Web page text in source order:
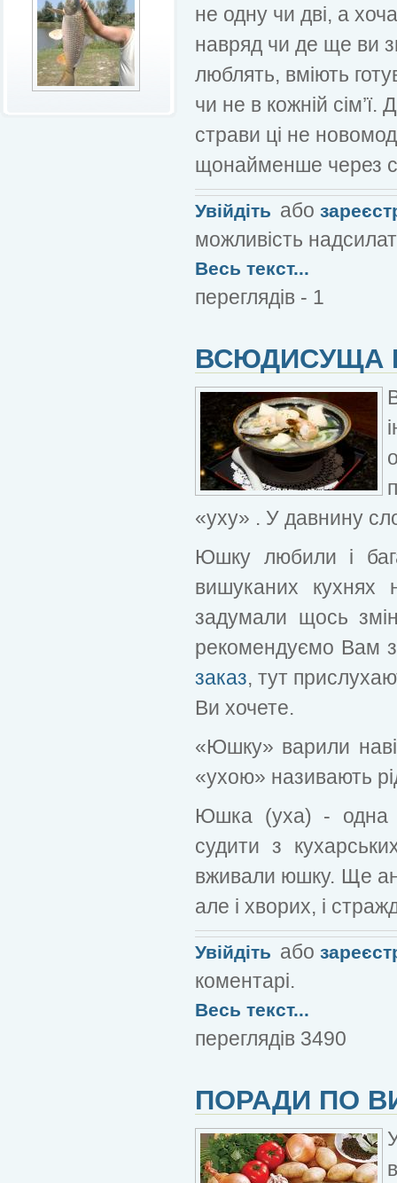
не одну чи дві, а
навряд чи де ще ви
люблять, вміють
чи не в кожній
страви ці не
щонайменше через
Увійдіть або
можливість
Весь текст...
переглядів - 1
ВСЮДИСУЩА
«уху» . У давнину
Юшку любили і
вишуканих кухнях
задумали щось
рекомендуємо Вам
заказ, тут
Ви хочете.
«Юшку» варили
«ухою» називають
Юшка (уха) - одна
судити з
вживали юшку. Ще
але і хворих, і
Увійдіть або
коментарі.
Весь текст...
переглядів 3490
ПОРАДИ ПО